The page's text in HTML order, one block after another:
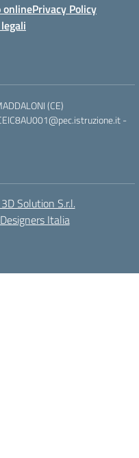
onlinePrivacy Policy
(CE)
-
Solution S.r.l.
Italia